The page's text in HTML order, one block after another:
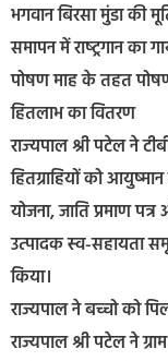
भगवान बिरसा मुंडा की
समापन में राष्‍ट्रगान का
पोषण माह के तहत
हितलाभ का वितरण
राज्‍यपाल श्री पटेल ने
हितग्राहियों को
योजना, जाति प्रमाण
उत्‍पादक स्‍व-सहायता
किया।
राज्यपाल ने बच्चो को
राज्यपाल श्री पटेल ने